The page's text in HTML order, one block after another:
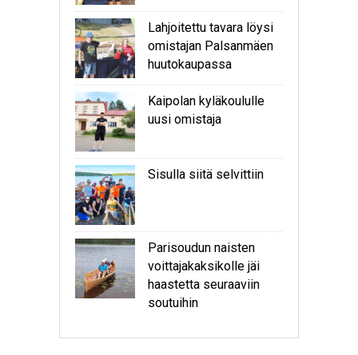
Lahjoitettu tavara löysi
omistajan Palsanmäen
huutokaupassa
Kaipolan kyläkoululle
uusi omistaja
Sisulla siitä selvittiin
Parisoudun naisten
voittajakaksikolle jäi
haastetta seuraaviin
soutuihin